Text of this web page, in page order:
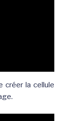
créer la cellule